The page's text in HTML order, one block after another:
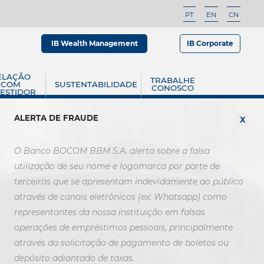
PT EN CN
IB Corporate
IB Wealth Management
COM
SUSTENTABILIDADE
TRABALHE
CONOSCO
ALERTA DE FRAUDE X
O Banco BOCOM BBM S.A. alerta sobre a falsa
utilização de seu nome e logomarca por parte de
terceiros que se apresentam indevidamente ao público
através de canais eletrônicos (ex: Whatsapp) como
representantes da nossa instituição em falsas
operações de empréstimos pessoais, principalmente
através da solicitação de pagamento de boletos ou
depósito adiantado de taxas.